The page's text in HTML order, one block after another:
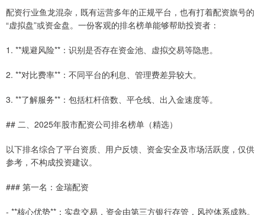
配资行业鱼龙混杂，既有运营多年的正规平台，也有打着配资旗号的
“虚拟盘”或资金盘。一份客观的排名榜单能够帮助投资者：
1. **规避风险**：识别是否存在资金池、虚拟交易等隐患。
2. **对比费率**：不同平台的利息、管理费差异较大。
3. **了解服务**：包括杠杆倍数、平仓线、出入金速度等。
## 二、2025年股市配资公司排名榜单（精选）
以下排名综合了平台资质、用户反馈、资金安全及市场活跃度，仅供
参考，不构成投资建议。
### 第一名：金瑞配资
- **核心优势**：实盘交易，资金由第三方银行存管，风控体系成熟。